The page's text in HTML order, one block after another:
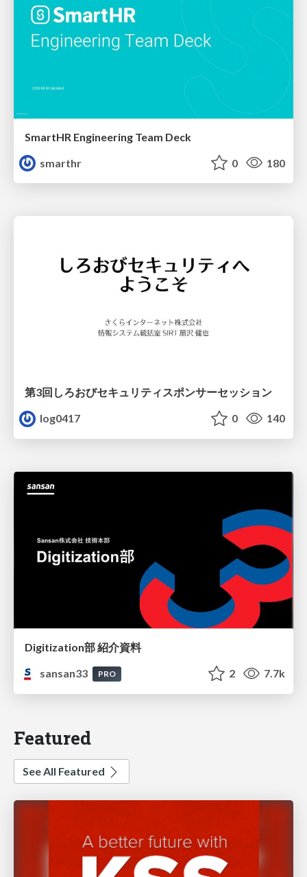
SmartHR Engineering Team Deck
smarthr
0 180
第3回しろおびセキュリティスポンサーセッション
log0417
0 140
Digitization部 紹介資料
sansan33
PRO 2 7.7k
Featured
See All Featured